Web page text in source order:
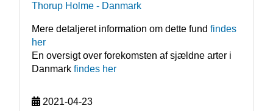
Thorup Holme - Danmark
Mere detaljeret information om dette fund findes
her
En oversigt over forekomsten af sjældne arter i
Danmark findes her
2021-04-23